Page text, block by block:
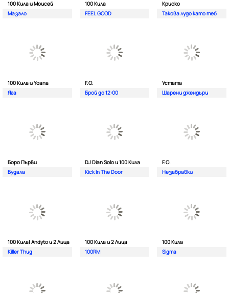
100 Кила и Моисей
Мазало
100 Кила
FEEL GOOD
Криско
Такова лудо като теб
100 Кила и Yoana
Яга
F.O.
Брой до 12:00
Устата
Шарени джендъри
Боро Първи
Будала
DJ Dian Solo и 100 Кила
Kick In The Door
F.O.
Незабравки
100 Кила| Andyto и 2 Лица
Killer Thug
100 Кила и 2 Лица
100RM
100 Кила
Sigma